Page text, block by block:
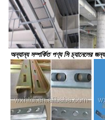
অন্যান্য সম্পর্কিত পণ্য সি চ্যানেলের জন্য